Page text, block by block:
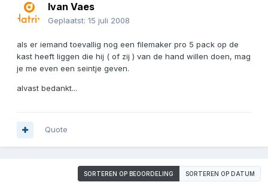
Ivan Vaes
Geplaatst: 15 juli 2008
als er iemand toevallig nog een filemaker pro 5 pack op de
kast heeft liggen die hij ( of zij ) van de hand willen doen, mag
je me even een seintje geven.
alvast bedankt...
Quote
SORTEREN OP BEOORDELING SORTEREN OP DATUM